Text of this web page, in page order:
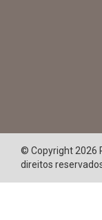
© Copyright 2026
direitos